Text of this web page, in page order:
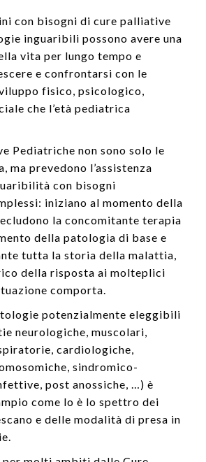
con bisogni di cure palliative
inguaribili possono avere una
vita per lungo tempo e
e confrontarsi con le
fisico, psicologico,
che l’età pediatrica
Pediatriche non sono solo le
ma prevedono l’assistenza
con bisogni
iniziano al momento della
la concomitante terapia
della patologia di base e
tutta la storia della malattia,
della risposta ai molteplici
comporta.
potenzialmente eleggibili
neurologiche, muscolari,
cardiologiche,
sindromico-
post anossiche, …) è
come lo è lo spettro dei
e delle modalità di presa in